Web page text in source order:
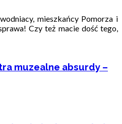
mieszkańcy Pomorza i
Czy też macie dość tego,
muzealne absurdy –